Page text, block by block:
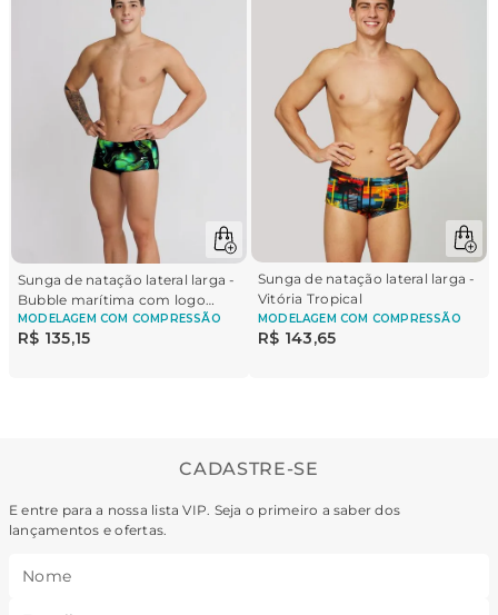
Sunga de natação lateral larga -
Bubble marítima com logo
Brasil
MODELAGEM COM COMPRESSÃO
R$ 135,15
Sunga de natação lateral larga -
Vitória Tropical
MODELAGEM COM COMPRESSÃO
R$ 143,65
CADASTRE-SE
E entre para a nossa lista VIP. Seja o primeiro a saber dos
lançamentos e ofertas.